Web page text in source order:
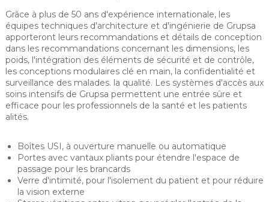
Grâce à plus de 50 ans d'expérience internationale, les
équipes techniques d'architecture et d'ingénierie de Grupsa
apporteront leurs recommandations et détails de conception
dans les recommandations concernant les dimensions, les
poids, l'intégration des éléments de sécurité et de contrôle,
les conceptions modulaires clé en main, la confidentialité et
surveillance des malades. la qualité. Les systèmes d'accès aux
soins intensifs de Grupsa permettent une entrée sûre et
efficace pour les professionnels de la santé et les patients
alités.
Boîtes USI, à ouverture manuelle ou automatique
Portes avec vantaux pliants pour étendre l'espace de
passage pour les brancards
Verre d'intimité, pour l'isolement du patient et pour réduire
la vision externe